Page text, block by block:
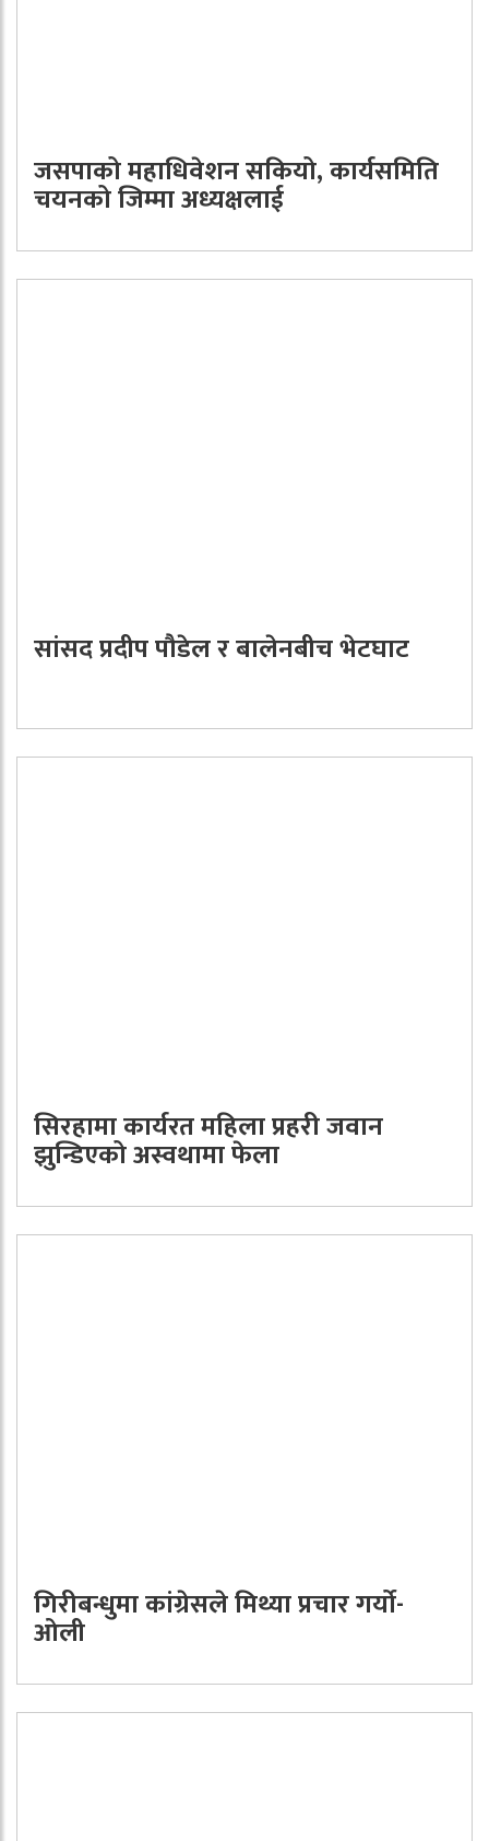
जसपाको महाधिवेशन सकियो, कार्यसमिति
चयनको जिम्मा अध्यक्षलाई
सांसद प्रदीप पौडेल र बालेनबीच भेटघाट
सिरहामा कार्यरत महिला प्रहरी जवान
झुन्डिएको अस्वथामा फेला
गिरीबन्धुमा कांग्रेसले मिथ्या प्रचार गर्यो-
ओली